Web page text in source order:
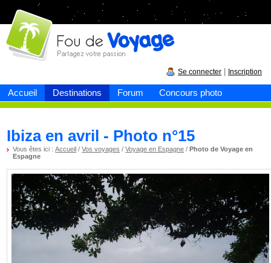
Accueil Destinations Forum Concours photo
Fou devoyage
Se connecter Inscription
Ibiza en avril - Photo n°15
Vous êtes ici :Accueil /Vos voyages /Voyage en Espagne /Photo de Voyage en
Espagne